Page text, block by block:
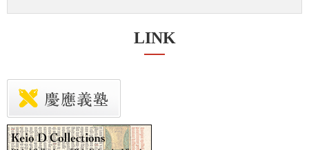
LINK